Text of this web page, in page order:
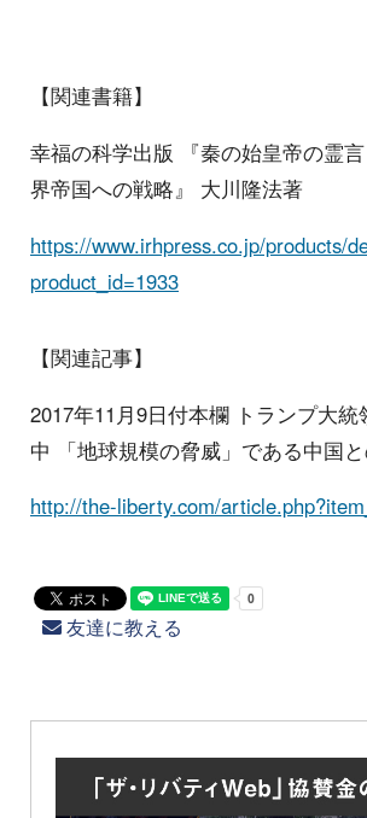
【関連書籍】
幸福の科学出版 『秦の始皇帝の霊
界帝国への戦略』 大川隆法著
https://www.irhpress.co.jp/products/
product_id=1933
【関連記事】
2017年11月9日付本欄 トランプ大
中 「地球規模の脅威」である中国
http://the-liberty.com/
友達に教える